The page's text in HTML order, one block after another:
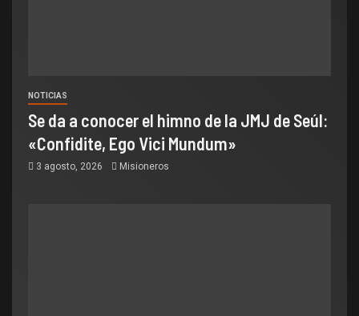
NOTICIAS
Se da a conocer el himno de la JMJ de Seúl:
«Confidite, Ego Vici Mundum»
3 agosto, 2026 Misioneros